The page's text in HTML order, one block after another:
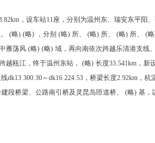
，设车站11座，分别为温州东、瑞安东平阳
(略) (略) ，分别 (略) 所、 (略) 所、 (略) 所、 (
雁荡风 (略) (略) 域，再向南依次跨越乐清港支线
瓯江，终于温州东站， (略) 长度33.541km，新
300.30～dk16 224.53，桥梁长度2.92km，杭
段桥梁、公路南引桥及灵昆岛匝道桥、 (略) 基